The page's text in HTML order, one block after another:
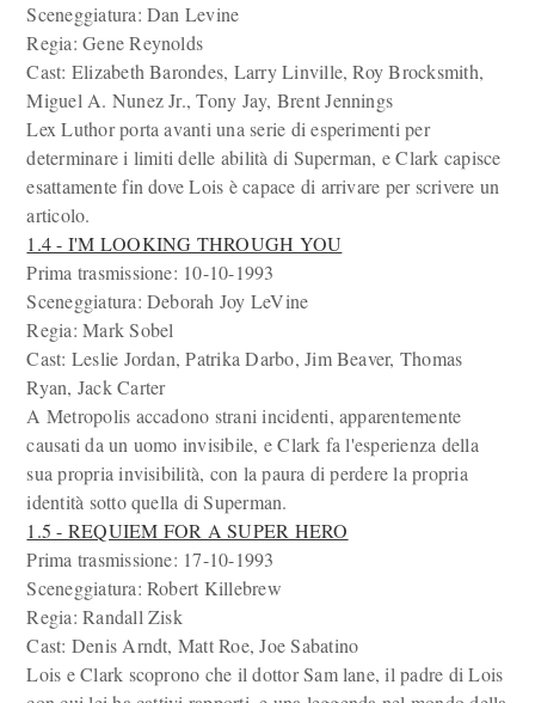
Sceneggiatura: Dan Levine
Regia: Gene Reynolds
Cast: Elizabeth Barondes, Larry Linville, Roy Brocksmith,
Miguel A. Nunez Jr., Tony Jay, Brent Jennings
Lex Luthor porta avanti una serie di esperimenti per
determinare i limiti delle abilità di Superman, e Clark capisce
esattamente fin dove Lois è capace di arrivare per scrivere un
articolo.
1.4 - I'M LOOKING THROUGH YOU
Prima trasmissione: 10-10-1993
Sceneggiatura: Deborah Joy LeVine
Regia: Mark Sobel
Cast: Leslie Jordan, Patrika Darbo, Jim Beaver, Thomas
Ryan, Jack Carter
A Metropolis accadono strani incidenti, apparentemente
causati da un uomo invisibile, e Clark fa l'esperienza della
sua propria invisibilità, con la paura di perdere la propria
identità sotto quella di Superman.
1.5 - REQUIEM FOR A SUPER HERO
Prima trasmissione: 17-10-1993
Sceneggiatura: Robert Killebrew
Regia: Randall Zisk
Cast: Denis Arndt, Matt Roe, Joe Sabatino
Lois e Clark scoprono che il dottor Sam lane, il padre di Lois